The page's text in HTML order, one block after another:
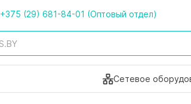
+375 (29) 681-84-01 (Оптовый отдел)
Сетевое